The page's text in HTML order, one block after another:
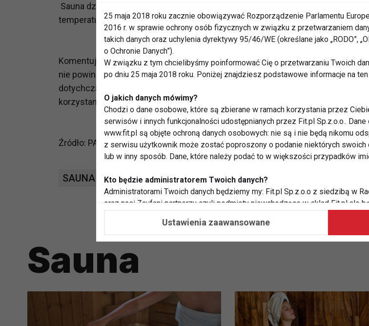
Sauna działa nie tylko na serce, ale i na komórki nerwowe - pod wpływem
temperatury wydzielają "cząsteczkę szczęścia" - serotoninę.
Komentujący wyniki badań kardiolodzy zastrzegają jednak, że osoby z
nie powinny na razie na własną rękę chodzić do sauny - potrzebne są dalsze
dotychczas obowiązującymi zaleceniami niewydolność serca jest
korzystania z sauny.
Źródło: PAP - Nauka w Polsce
SAUNA POZYTYWNE DZIAŁANIE POPRAWA
Sauna
25 maja 2018 roku zacznie obowiązywać Rozporządzenie Parlamentu
2016 r. w sprawie ochrony osób fizycznych w związku z przetwarzaniem
takich danych oraz uchylenia dyrektywy 95/46/WE (określane jako „RODO”,
o Ochronie Danych”).
W związku z tym chcielibyśmy poinformować Cię o przetwarzaniu Twoich
po dniu 25 maja 2018 roku. Poniżej znajdziesz podstawowe informacje na
O jakich danych mówimy?
Chodzi o dane osobowe, które są zbierane w ramach korzystania przez
serwisów i innych funkcjonalności udostępnianych przez Fit.pl Sp.z.o.o..
www.fit.pl są objęte ochroną danych osobowych: nie są i nie będą nikomu
z serwisu użytkownik może zostać poproszony o podanie niektórych
lub w inny sposób. Dane, które należy podać to w większości przypadków
Kto będzie administratorem Twoich danych?
Administratorami Twoich danych będziemy my: Fit.pl Sp.z.o.o z siedzibą w
oraz nasi Zaufani partnerzy czyli podmioty niewchodzące w skład Fit.pl ale
potrzeb i zainteresowań.
Przetwarzamy te dane w celach, aby:
dopasować treści stron i ich tematykę, w tym tematykę ukazujących się tam
zapewnić Ci większe bezpieczeństwo usług, w tym aby wykryć ewentualne
pokazywać Ci reklamy dopasowane do Twoich potrzeb i zainteresowań,
dokonywać pomiarów, które pozwalają nam udoskonalać nasze usługi i
Ustawienia zaawansowane